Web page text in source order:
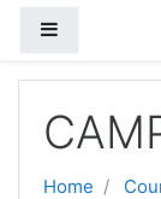
Home